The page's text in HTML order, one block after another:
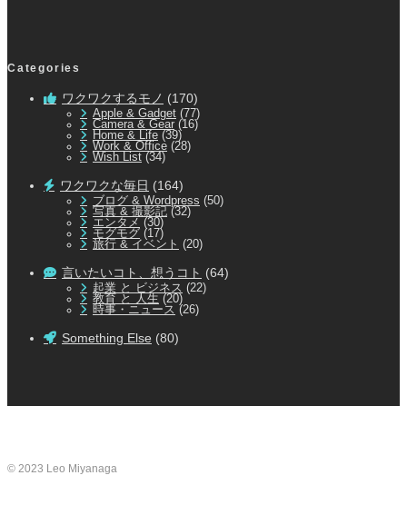
Categories
ワクワクするモノ (170)
Apple & Gadget (77)
Camera & Gear (16)
Home & Life (39)
Work & Office (28)
Wish List (34)
ワクワクな毎日 (164)
ブログ & Wordpress (50)
写真 & 撮影記 (32)
エンタメ (30)
モグモグ (17)
旅行 & イベント (20)
言いたいコト、想うコト (64)
起業 と ビジネス (22)
教育 と 人生 (20)
時事・ニュース (26)
Something Else (80)
© 2023 Leo Miyanaga